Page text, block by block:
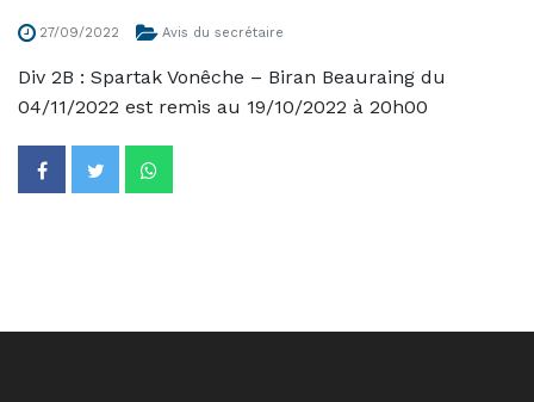
27/09/2022 Avis du secrétaire
Div 2B : Spartak Vonêche – Biran Beauraing du
04/11/2022 est remis au 19/10/2022 à 20h00